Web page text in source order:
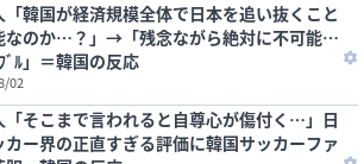
「韓国が経済規模全体で日本を追い抜くこと
なのか…？」→「残念ながら絶対に不可能…
ﾌﾞﾙ」＝韓国の反応
02
「そこまで言われると自尊心が傷付く…」日
カー界の正直すぎる評価に韓国サッカーファ